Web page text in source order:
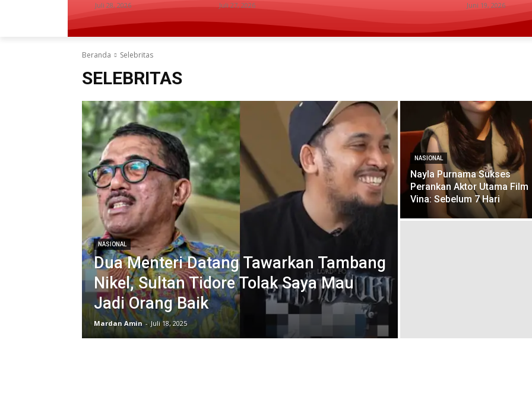
Juli 28, 2026 Juli 27, 2026 Juni 19, 2026
Beranda Selebritas
SELEBRITAS
NASIONAL
Dua Menteri Datang Tawarkan Tambang
Nikel, Sultan Tidore Tolak Saya Mau
Jadi Orang Baik
Mardan Amin - Juli 18, 2025
NASIONAL
Nayla Purnama Sukses
Perankan Aktor Utama Film
Vina: Sebelum 7 Hari